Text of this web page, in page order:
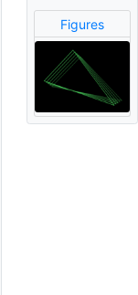
Figures